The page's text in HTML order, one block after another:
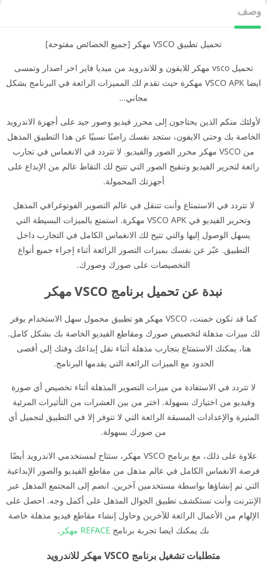
وصف
تحميل تطبيق VSCO مهكر [جميع الخصائص مفتوحة]
تحميل vsco مهكر للايفون و للاندرويد من ميديا فاير اخر اصدار وتمسى
ايضا VSCO APK مهكرة حيث تقدم لك المميزات الرائعة في البرنامج بشكل
مجاني…
لأولئك منكم الذين يحتاجون إلى محرر فيديو وصور جيد على أجهزة الاندرويد
الخاصة بك وحتى الايفون، ستجد نفسك راضيًا نسبيًا عن هذا التطبيق المذهل
من VSCO مهكر محرر الصور والفيديو. لا تتردد في الانغماس في تجارب
رائعة لتحرير الفيديو وتنقيح الصور التي تتيح لك التقاط عالم من الإبداع على
أجهزتك المحمولة.
لا تتردد في الاستمتاع وأنت تتنقل في عالم التصوير الفوتوغرافي المذهل
وتحرير الفيديو في VSCO APK مهكرة. استمتع بالميزات البسيطة التي
يسهل الوصول إليها والتي تتيح لك الانغماس الكامل في التجارب داخل
التطبيق. عبّر عن نفسك بميزات التصور الرائعة أثناء إجراء جميع أنواع
التخصيصات على صورك وصورك.
نبدة عن تحميل برنامج VSCO مهكر
كما قد تكون خمنت، VSCO مهكر هو تطبيق محمول سهل الاستخدام يوفر
لك ميزات مذهلة لتخصيص صورك ومقاطع الفيديو الخاصة بك بشكل كامل.
هنا، يمكنك الاستمتاع بتجارب مذهلة أثناء نقل إبداعك وفنك إلى أقصى
الحدود مع الميزات الرائعة التي يقدمها البرنامج.
لا تتردد في الاستفادة من ميزات التصوير المذهلة أثناء تخصيص أي صورة
وفيديو من اختيارك بسهولة. اختر من بين العشرات من التأثيرات المرئية
المثيرة والإعدادات المسبقة الرائعة التي لا تتوفر إلا في التطبيق لتجميل أي
من صورك بسهولة.
علاوة على ذلك، مع برنامج VSCO مهكر، ستتاح لمستخدمي الاندرويد أيضًا
فرصة الانغماس الكامل في عالم مذهل من مقاطع الفيديو والصور الإبداعية
التي تم إنشاؤها بواسطة مستخدمين آخرين. انضم إلى المجتمع المذهل عبر
الإنترنت وأنت تستكشف تطبيق الجوال المذهل على أكمل وجه. احصل على
الإلهام من الأعمال الرائعة للآخرين وحاول إنشاء مقاطع فيديو مذهلة خاصة
بك يمكنك ايضا تجربة برنامج REFACE مهكر .
متطلبات تشغيل برنامج VSCO مهكر للاندرويد